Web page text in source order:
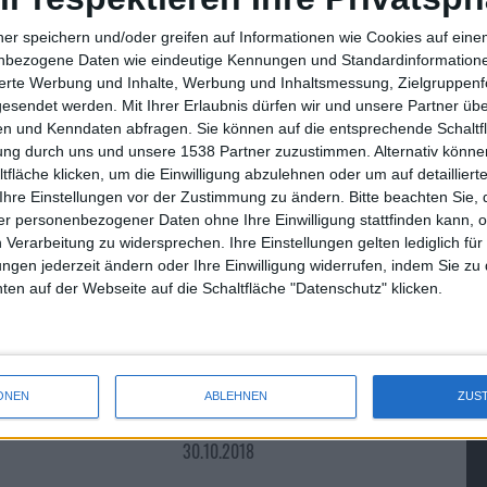
speichern und/oder greifen auf Informationen wie Cookies auf
Daten wie eindeutige Kennungen und
Werbung und Inhalte, Werbung und Inhaltsmessung,
werden.
Mit Ihrer Erlaubnis dürfen wir und unsere Partner
und Kenndaten abfragen. Sie können auf die entsprechende
durch uns und unsere 1538 Partner zuzustimmen. Alternativ
klicken, um die Einwilligung abzulehnen oder um auf
Einstellungen vor der Zustimmung zu ändern.
Bitte beachten Sie,
personenbezogener Daten ohne Ihre Einwilligung stattfinden kann,
Verarbeitung zu widersprechen. Ihre Einstellungen gelten lediglich
jederzeit ändern oder Ihre Einwilligung widerrufen, indem Sie zu
auf der Webseite auf die Schaltfläche "Datenschutz" klicken.
ABLEHNEN
wird nach einem Netzentwickler gesucht, der sich auch
Bereich ist und einen Job in Cupertino sucht- das ist
Google Quick Search Box für M…
iPhone JETZT LIVE: Apple Oktober Event
im Liveticker auf Macnotes.de
30.10.2018